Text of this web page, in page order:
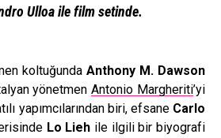
Ulloaile film setinde.
koltuğunda Anthony M. Dawson
yönetmenAntonio Margheriti’yi
yapımcılarından biri, efsane Carlo
Lo Lieh ile ilgili bir biyografi